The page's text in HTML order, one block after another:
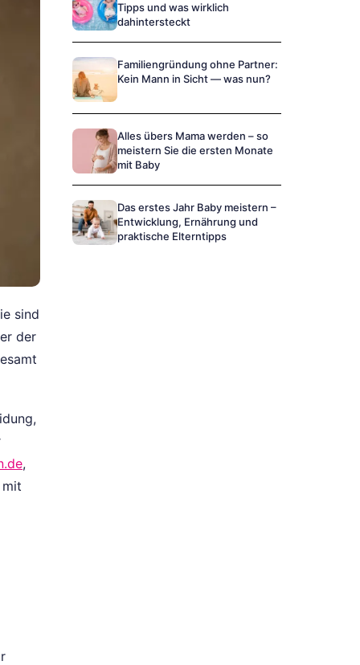
sind
der
,
mit
Tipps und was wirklich
dahintersteckt
Familiengründung ohne Partner:
Kein Mann in Sicht — was nun?
Alles übers Mama werden – so
meistern Sie die ersten Monate
mit Baby
Das erstes Jahr Baby meistern –
Entwicklung, Ernährung und
praktische Elterntipps